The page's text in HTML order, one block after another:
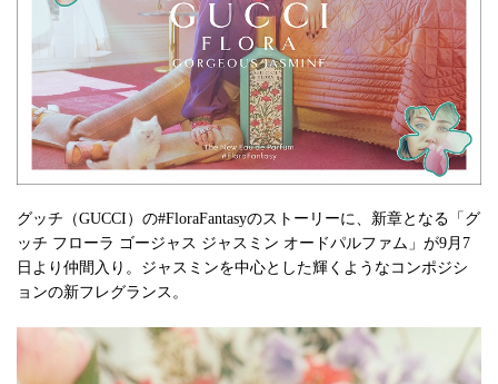
グッチ（GUCCI）の#FloraFantasyのストーリーに、新章となる「グ
ッチ フローラ ゴージャス ジャスミン オードパルファム」が9月7
日より仲間入り。ジャスミンを中心とした輝くようなコンポジシ
ョンの新フレグランス。